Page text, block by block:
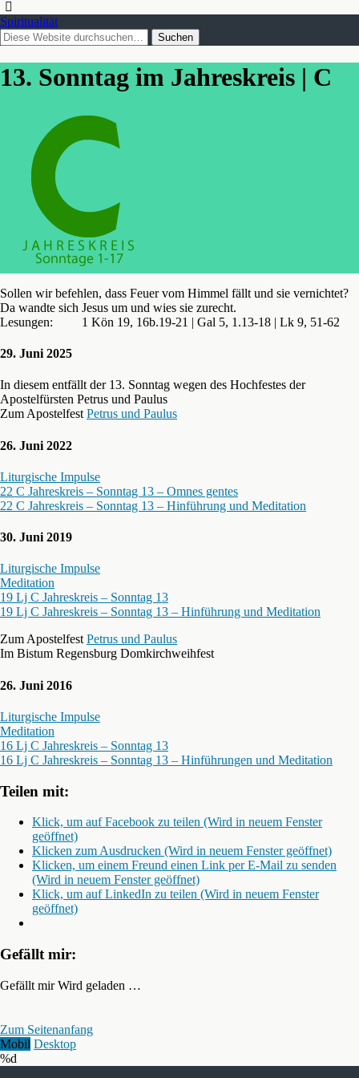
Spiritualität
13. Sonntag im Jahreskreis | C
Sollen wir befehlen, dass Feuer vom Himmel fällt und sie vernichtet?
Da wandte sich Jesus um und wies sie zurecht.
Lesungen: 1 Kön 19, 16b.19-21 | Gal 5, 1.13-18 | Lk 9, 51-62
29. Juni 2025
In diesem entfällt der 13. Sonntag wegen des Hochfestes der
Apostelfürsten Petrus und Paulus
Zum ApostelfestPetrus und Paulus
26. Juni 2022
Liturgische Impulse
22 C Jahreskreis – Sonntag 13 – Omnes gentes
22 C Jahreskreis – Sonntag 13 – Hinführung und Meditation
30. Juni 2019
Liturgische Impulse
Meditation
19 Lj C Jahreskreis – Sonntag 13
19 Lj C Jahreskreis – Sonntag 13 – Hinführung und Meditation
Zum ApostelfestPetrus und Paulus
Im Bistum Regensburg Domkirchweihfest
26. Juni 2016
Liturgische Impulse
Meditation
16 Lj C Jahreskreis – Sonntag 13
16 Lj C Jahreskreis – Sonntag 13 – Hinführungen und Meditation
Teilen mit:
Klick, um auf Facebook zu teilen (Wird in neuem Fenster
geöffnet)
Klicken zum Ausdrucken (Wird in neuem Fenster geöffnet)
Klicken, um einem Freund einen Link per E-Mail zu senden
(Wird in neuem Fenster geöffnet)
Klick, um auf LinkedIn zu teilen (Wird in neuem Fenster
geöffnet)
Gefällt mir:
Gefällt mir Wird geladen …
Zum Seitenanfang
Mobil Desktop
%d